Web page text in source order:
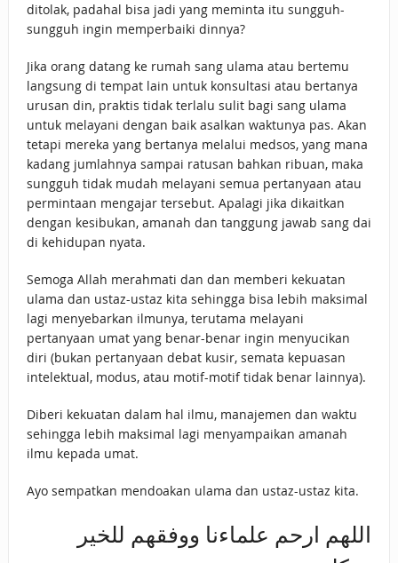
ditolak, padahal bisa jadi yang meminta itu sungguh-
sungguh ingin memperbaiki dinnya?
Jika orang datang ke rumah sang ulama atau bertemu
langsung di tempat lain untuk konsultasi atau bertanya
urusan din, praktis tidak terlalu sulit bagi sang ulama
untuk melayani dengan baik asalkan waktunya pas. Akan
tetapi mereka yang bertanya melalui medsos, yang mana
kadang jumlahnya sampai ratusan bahkan ribuan, maka
sungguh tidak mudah melayani semua pertanyaan atau
permintaan mengajar tersebut. Apalagi jika dikaitkan
dengan kesibukan, amanah dan tanggung jawab sang dai
di kehidupan nyata.
Semoga Allah merahmati dan dan memberi kekuatan
ulama dan ustaz-ustaz kita sehingga bisa lebih maksimal
lagi menyebarkan ilmunya, terutama melayani
pertanyaan umat yang benar-benar ingin menyucikan
diri (bukan pertanyaan debat kusir, semata kepuasan
intelektual, modus, atau motif-motif tidak benar lainnya).
Diberi kekuatan dalam hal ilmu, manajemen dan waktu
sehingga lebih maksimal lagi menyampaikan amanah
ilmu kepada umat.
Ayo sempatkan mendoakan ulama dan ustaz-ustaz kita.
اللهم ارحم علماءنا ووفقهم للخير